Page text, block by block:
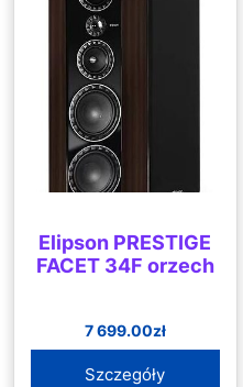
Elipson PRESTIGE
FACET 34F orzech
7 699.00zł
Szczegóły